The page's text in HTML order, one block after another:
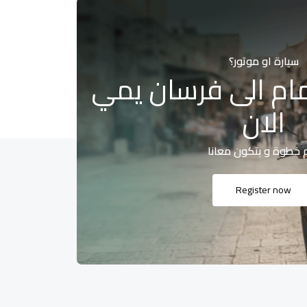
سيارة او موتور؟
الى فرسان يمي
الان
خطوة و بتكون معانا
Register now